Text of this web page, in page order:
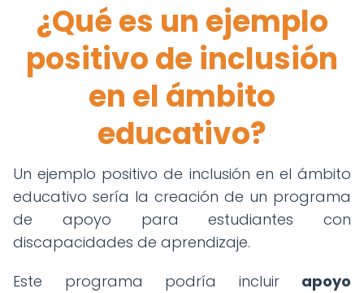
¿Qué es un ejemplo
positivo de inclusión
en el ámbito
educativo?
Un ejemplo positivo de inclusión en el ámbito
educativo sería la creación de un programa
de apoyo para estudiantes con
discapacidades de aprendizaje.
Este programa podría incluir apoyo